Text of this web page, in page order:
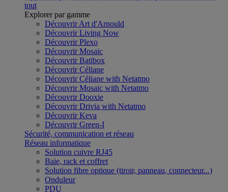
tout
Explorer par gamme
Découvrir Art d'Arnould
Découvrir Living Now
Découvrir Plexo
Découvrir Mosaic
Découvrir Batibox
Découvrir Céliane
Découvrir Céliane with Netatmo
Découvrir Mosaic with Netatmo
Découvrir Dooxie
Découvrir Drivia with Netatmo
Découvrir Keva
Découvrir Green-I
Sécurité, communication et réseau
Réseau informatique
Solution cuivre RJ45
Baie, rack et coffret
Solution fibre optique (tiroir, panneau, connecteur...)
Onduleur
PDU